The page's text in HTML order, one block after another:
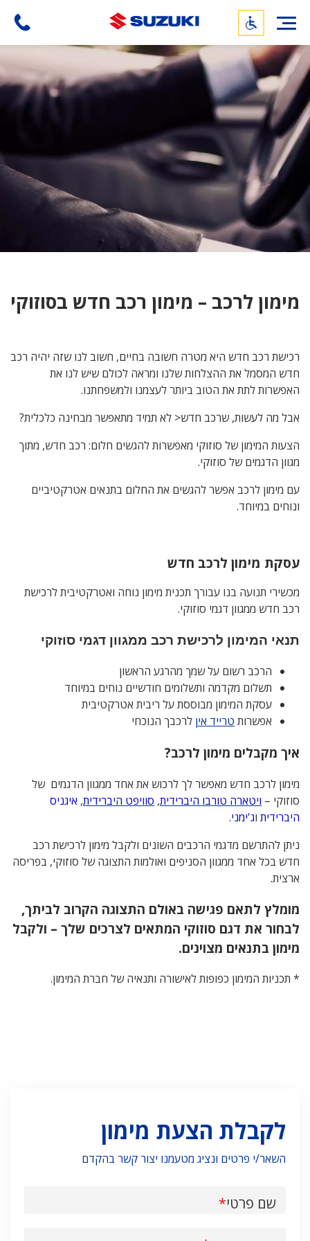
לתוכן
העיקרי
מימון לרכב – מימון רכב חדש בסוזוקי
רכישת רכב חדש היא מטרה חשובה בחיים, חשוב לנו שזה יהיה רכב
חדש המסמל את ההצלחות שלנו ומראה לכולם שיש לנו את
האפשרות לתת את הטוב ביותר לעצמנו ולמשפחתנו.
אבל מה לעשות, שרכב חדש< לא תמיד מתאפשר מבחינה כלכלית?
הצעות המימון של סוזוקי מאפשרות להגשים חלום: רכב חדש, מתוך
מגוון הדגמים של סוזוקי.
עם מימון לרכב אפשר להגשים את החלום בתנאים אטרקטיביים
ונוחים במיוחד.
עסקת מימון לרכב חדש
מכשירי תנועה בנו עבורך תכנית מימון נוחה ואטרקטיבית לרכישת
רכב חדש ממגוון דגמי סוזוקי.
תנאי המימון לרכישת רכב ממגוון דגמי סוזוקי
הרכב רשום על שמך מהרגע הראשון
תשלום מקדמה ותשלומים חודשיים נוחים במיוחד
עסקת המימון מבוססת על ריבית אטרקטיבית
אפשרות טרייד אין לרכבך הנוכחי
איך מקבלים מימון לרכב?
מימון לרכב חדש מאפשר לך לרכוש את אחד ממגוון הדגמים של
סוזוקי – ויטארה טורבו היברידית, סוויפט היברידית, איגניס
היברידית וג'ימני.
ניתן להתרשם מדגמי הרכבים השונים ולקבל מימון לרכישת רכב
חדש בכל אחד ממגוון הסניפים ואולמות התצוגה של סוזוקי, בפריסה
ארצית.
מומלץ לתאם פגישה באולם התצוגה הקרוב לביתך,
לבחור את דגם סוזוקי המתאים לצרכים שלך – ולקבל
מימון בתנאים מצוינים.
* תכניות המימון כפופות לאישורה ותנאיה של חברת המימון.
לקבלת הצעת מימון
השאר/י פרטים ונציג מטעמנו יצור קשר בהקדם
שם פרטי